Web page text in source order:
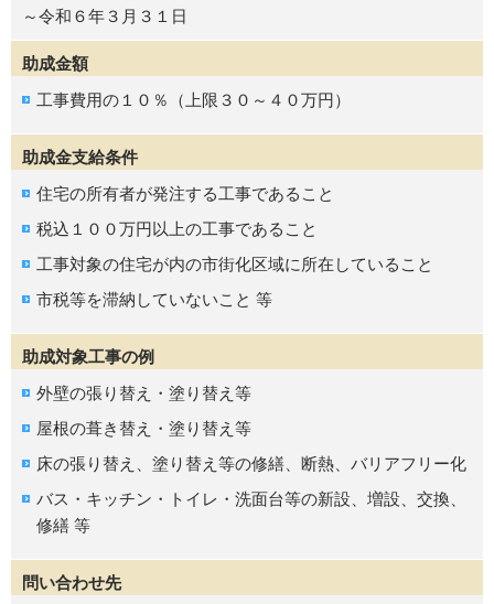
～令和６年３月３１日
助成金額
工事費用の１０％（上限３０～４０万円）
助成金支給条件
住宅の所有者が発注する工事であること
税込１００万円以上の工事であること
工事対象の住宅が内の市街化区域に所在していること
市税等を滞納していないこと 等
助成対象工事の例
外壁の張り替え・塗り替え等
屋根の葺き替え・塗り替え等
床の張り替え、塗り替え等の修繕、断熱、バリアフリー化
バス・キッチン・トイレ・洗面台等の新設、増設、交換、
修繕 等
問い合わせ先